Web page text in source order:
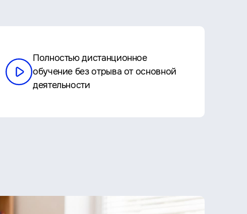
Полностью дистанционное
обучение без отрыва от основной
деятельности